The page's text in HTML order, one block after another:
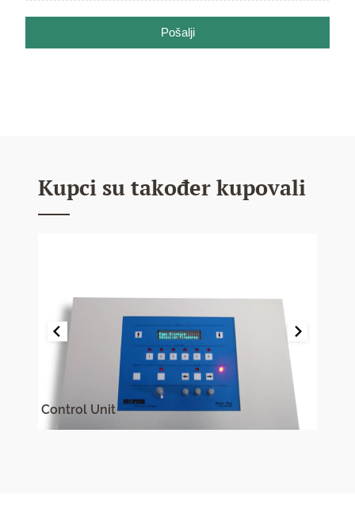
Pošalji
Kupci su također kupovali
Control Unit